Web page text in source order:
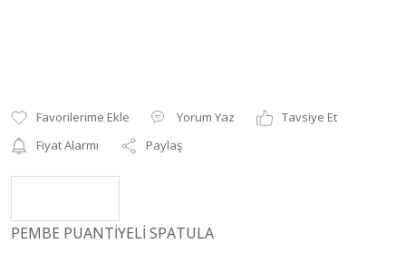
Yorum Yaz
Tavsiye Et
Fiyat Alarmı
Paylaş
PEMBE PUANTİYELİ SPATULA